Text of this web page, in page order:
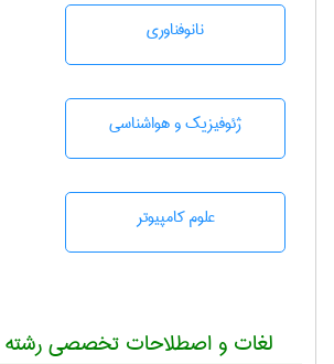
نانوفناوری
ژئوفيزيك و هواشناسی
علوم کامپیوتر
لغات و اصطلاحات تخصصی